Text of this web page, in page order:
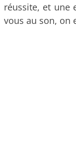
réussite, et une
vous au son, on